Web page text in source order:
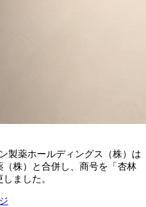
製薬ホールディングス（株）は
株）と合併し、商号を「杏林
ました。